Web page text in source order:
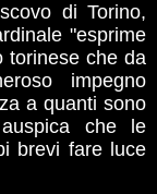
di Torino,
"esprime
torinese che da
impegno
a quanti sono
che le
brevi fare luce